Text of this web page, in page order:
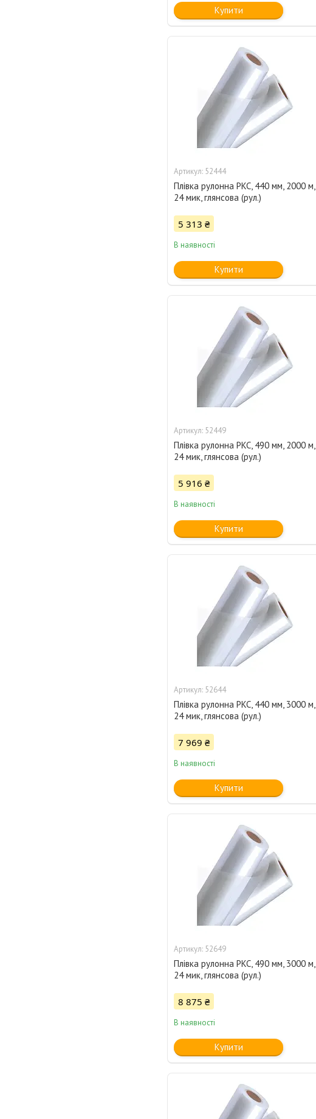
Купити
52444
Плівка рулонна PKC, 440 мм, 2000 м,
24 мик, глянсова (рул.)
5 313 ₴
В наявності
Купити
52449
Плівка рулонна PKC, 490 мм, 2000 м,
24 мик, глянсова (рул.)
5 916 ₴
В наявності
Купити
52644
Плівка рулонна PKC, 440 мм, 3000 м,
24 мик, глянсова (рул.)
7 969 ₴
В наявності
Купити
52649
Плівка рулонна PKC, 490 мм, 3000 м,
24 мик, глянсова (рул.)
8 875 ₴
В наявності
Купити